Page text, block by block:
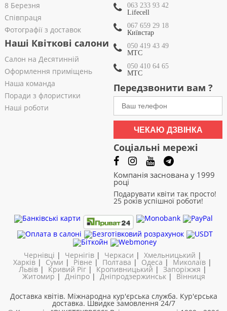
8 Березня
Співпраця
Фотографії з доставок
Наші Квіткові салони
Салон на Десятинній
Оформлення приміщень
Наша команда
Поради з флористики
Наші роботи
063 233 93 42
Lifecell
067 659 29 18
Київстар
050 419 43 49
МТС
050 410 64 65
МТС
Передзвонити вам ?
ЧЕКАЮ ДЗВІНКА
Соціальні мережі
Компанія заснована у 1999
році
Подарувати квіти так просто!
25 років успішної роботи!
Чернівці | Чернігів| Черкаси | Хмельницький |
Харків | Суми | Рівне | Полтава | Одеса | Миколаїв |
Львів| Кривий Ріг|Кропивницький | Запоріжжя |
Житомир | Дніпро| Дніпродзержинськ| Вінниця
Доставка квітів. Міжнародна кур'єрська служба. Кур'єрська
доставка. Швидке замовлення 24/7